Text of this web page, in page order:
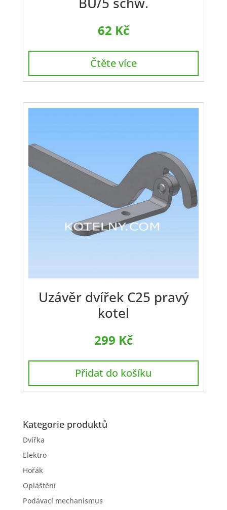
62 Kč
Čtěte více
Uzávěr dvířek C25 pravý
kotel
299 Kč
Přidat do košíku
Kategorie produktů
Dvířka
Elektro
Hořák
Opláštění
Podávací mechanismus